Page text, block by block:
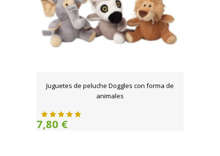
Juguetes de peluche Doggles con forma de
animales
7,80 €